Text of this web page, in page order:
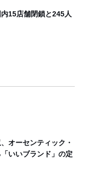
15店舗閉鎖と245人
オーセンティック・
いいブランド」の定